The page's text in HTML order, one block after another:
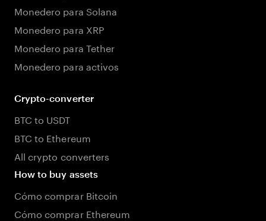
Monedero para Solana
Monedero para XRP
Monedero para Tether
Monedero para activos
Crypto-converter
BTC to USDT
BTC to Ethereum
All crypto converters
How to buy assets
Cómo comprar Bitcoin
Cómo comprar Ethereum